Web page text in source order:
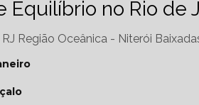
Equilíbrio no Rio de
Região Oceânica - Niterói